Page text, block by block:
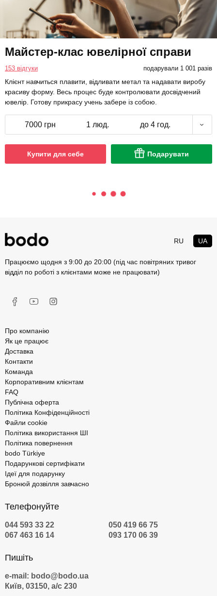
Майстер-клас ювелірної справи
153 відгуки подарували 1 001 разів
Клієнт навчиться плавити, відливати метал та надавати виробу
красиву форму. Весь процес буде контролювати досвідчений
ювелір. Готову прикрасу учень забере із собою.
7000 грн 1 люд. до 4 год.
Купити для себе Подарувати
RU UA
Працюємо щодня з 9:00 до 20:00 (під час повітряних тривог
відділ по роботі з клієнтами може не працювати)
Про компанію
Як це працює
Доставка
Контакти
Команда
Корпоративним клієнтам
FAQ
Публічна оферта
Політика Конфіденційності
Файли cookie
Політика використання ШІ
Політика повернення
bodo Türkiye
Подарункові сертифікати
Ідеї для подарунку
Бронюй дозвілля завчасно
Телефонуйте
044 593 33 22
050 419 66 75
067 463 16 14
093 170 06 39
Пишіть
e-mail: bodo@bodo.ua
Київ, 03150, а/с 230